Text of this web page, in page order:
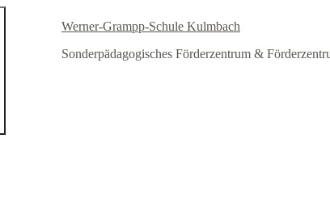
Werner-Grampp-Schule Kulmbach
Sonderpädagogisches Förderzentrum &